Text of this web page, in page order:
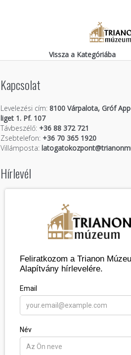
Vissza a Kategóriába
Kapcsolat
Levelezési cím: 8100 Várpalota, Gróf
liget 1. Pf. 107
Távbeszélő: +36 88 372 721
Zsebtelefon: +36 70 365 1920
Villámposta:
Hírlevél